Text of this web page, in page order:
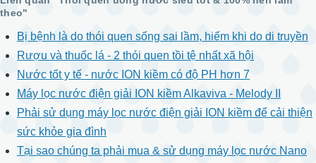
theo"
Bị bệnh là do thói quen sống sai lầm, hiếm khi do di truyền
Rượu và thuốc lá - 2 thói quen tồi tệ nhất xã hội
Nước tốt y tế - nước ION kiềm có độ PH hơn 7
Máy lọc nước điện giải ION kiềm Alkaviva - Melody II
Phải sử dụng máy lọc nước điện giải ION kiềm để cải thiện
sức khỏe gia đình
Tại sao chúng ta phải mua & sử dụng máy lọc nước Nano